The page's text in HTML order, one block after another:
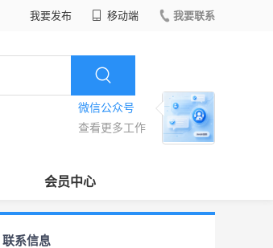
我要发布 移动端 我要联系
微信公众号
查看更多工作
会员中心
联系信息